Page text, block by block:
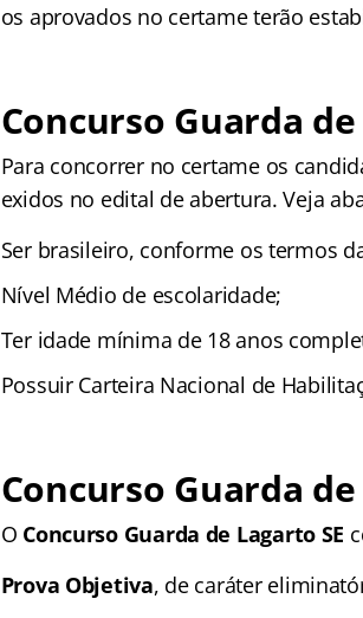
os aprovados no certame terão
Concurso Guarda
Para concorrer no certame os
exidos no edital de abertura. Veja
Ser brasileiro, conforme os termos
Nível Médio de escolaridade;
Ter idade mínima de 18 anos
Possuir Carteira Nacional de
Concurso Guarda
O Concurso Guarda de Lagarto SE
Prova Objetiva, de caráter